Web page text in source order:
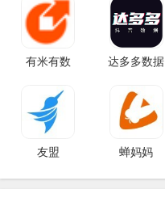
有米有数 达多多数据
友盟 蝉妈妈